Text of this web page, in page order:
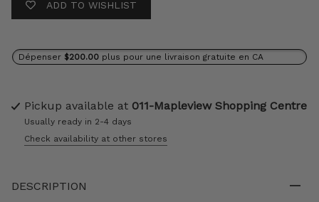
ADD TO WISHLIST
Dépenser $200.00 plus pour une livraison gratuite en CA
Pickup available at 011-Mapleview Shopping Centre
Usually ready in 2-4 days
Check availability at other stores
DESCRIPTION